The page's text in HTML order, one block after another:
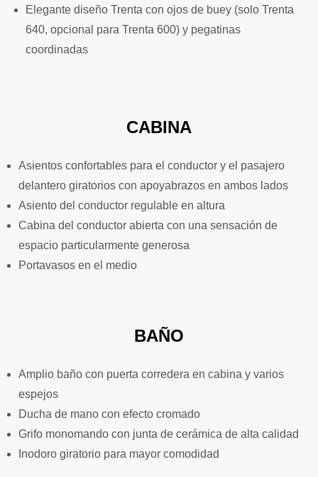
Elegante diseño Trenta con ojos de buey (solo Trenta
640, opcional para Trenta 600) y pegatinas
coordinadas
CABINA
Asientos confortables para el conductor y el pasajero
delantero giratorios con apoyabrazos en ambos lados
Asiento del conductor regulable en altura
Cabina del conductor abierta con una sensación de
espacio particularmente generosa
Portavasos en el medio
BAÑO
Amplio baño con puerta corredera en cabina y varios
espejos
Ducha de mano con efecto cromado
Grifo monomando con junta de cerámica de alta calidad
Inodoro giratorio para mayor comodidad